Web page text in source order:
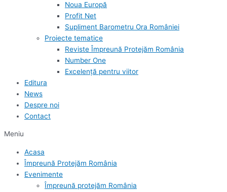
Noua Europă
Profit Net
Supliment Barometru Ora României
Proiecte tematice
Reviste Împreună Protejăm România
Number One
Excelență pentru viitor
Editura
News
Despre noi
Contact
Meniu
Acasa
Împreună Protejăm România
Evenimente
Împreună protejăm România